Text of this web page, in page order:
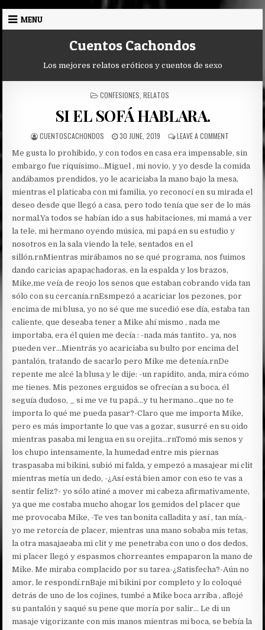
Skip
MENU
Cuentos Cachondos
Los mejores relatos eróticos y cuentos de sexo
POSTED
CONFESIONES RELATOS
SI EL SOFÁ HABLARA.
AUTHOR:
CUENTOSCACHONDOS
PUBLISHED
30 JUNE, 2019 LEAVE A COMMENTON
EL
SOFÁ
HABLARA.
Me gusta lo prohibido, y con todos en casa era impensable, sin
embargo fue riquísimo…Miguel , mi novio, y yo desde la comida
andábamos prendidos, yo le acariciaba la mano bajo la mesa,
mientras el platicaba con mi familia, yo reconocí en su mirada el
deseo desde que llegó a casa, pero todo tenía que ser de lo más
normal.Ya todos se habían ido a sus habitaciones, mi mamá a ver
la tele, mi hermano oyendo música, mi papá en su estudio y
nosotros en la sala viendo la tele, sentados en el
sillón.rnMientras mirábamos no se qué programa, nos fuimos
dando caricias apapachadoras, en la espalda y los brazos,
Mike,me veía de reojo los senos que estaban cobrando vida tan
sólo con su cercanía.rnEsmpezó a acariciar los pezones, por
encima de mi blusa, yo no sé que me sucedió ese día, estaba tan
caliente, que deseaba tener a Mike ahí mismo , nada me
importaba, era él quien me decía : -nada más tantito.. ya, nos
pueden ver…Mientrás yo acariciaba su bulto por encima del
pantalón, tratando de sacarlo pero Mike me detenía.rnDe
repente me alcé la blusa y le dije: -un rapidito, anda, mira cómo
me tienes. Mis pezones erguidos se ofrecían a su boca, él
seguía dudoso, _ si me ve tu papá…y tu hermano…que no te
importa lo qué me pueda pasar?-Claro que me importa Mike,
pero es más importante lo que vas a gozar, susurré en su oido
mientras pasaba mi lengua en su orejita…rnTomó mis senos y
los chupo intensamente, la humedad entre mis piernas
traspasaba mi bikini, subió mi falda, y empezó a masajear mi clit
mientras metía un dedo, -¿Así está bien amor con eso te vas a
sentir feliz?- yo sólo atiné a mover mi cabeza afirmativamente,
ya que me costaba mucho ahogar los gemidos del placer que
me provocaba Mike, -Te ves tan bonita calladita y así , tan mía,-
yo me retorcía de placer, mientras una mano sobaba mis tetas,
la otra masajaeaba mi clit y me penetraba con uno o dos dedos,
mi placer llegó y espasmos chorreantes empaparon la mano de
Mike. Me miraba complacido por su tarea-¿Satisfecha?-Aún no
amor, le respondí.rnBaje mi bikini por completo y lo coloqué
detrás de uno de los cojines, tumbé a Mike boca arriba , aflojé
su pantalón y saqué su pene que moría por salir… Le di un
masaje vigorizante con mis manos mientras mi boca, se bebía la